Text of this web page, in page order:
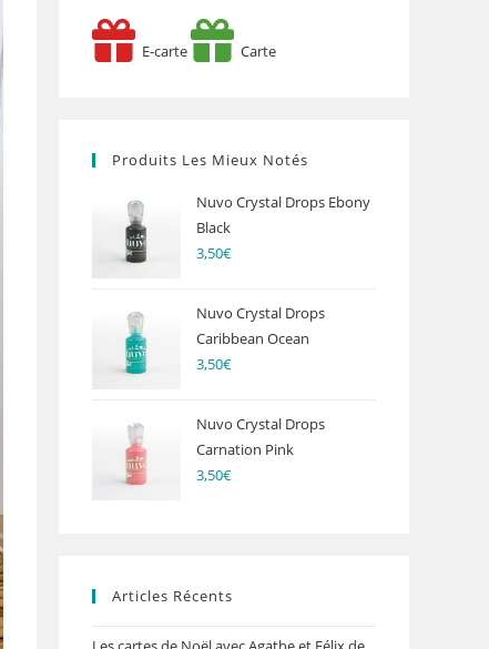
E-carte Carte
Produits Les Mieux Notés
Nuvo Crystal Drops Ebony
Black
3,50€
Nuvo Crystal Drops
Caribbean Ocean
3,50€
Nuvo Crystal Drops
Carnation Pink
3,50€
Articles Récents